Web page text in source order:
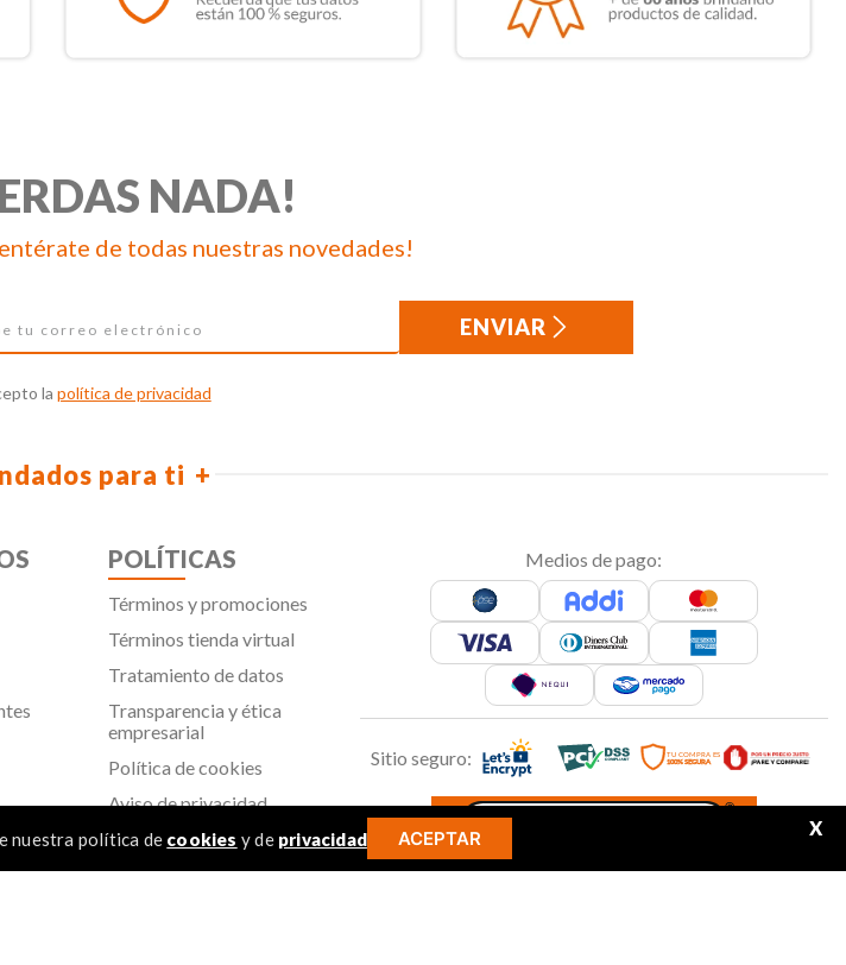
nuestra política de cookies y de privacidad ACEPTAR X
NADA!
de todas nuestras novedades!
ENVIAR
la política de privacidad
para ti
POLÍTICAS
Términos y promociones
Términos tienda virtual
Tratamiento de datos
Transparencia y ética
empresarial
Política de cookies
Aviso de privacidad
SIC
Medios de pago:
Sitio seguro: